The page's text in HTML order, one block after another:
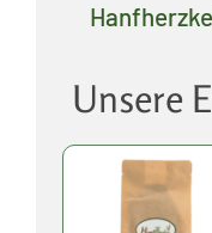
Unsere